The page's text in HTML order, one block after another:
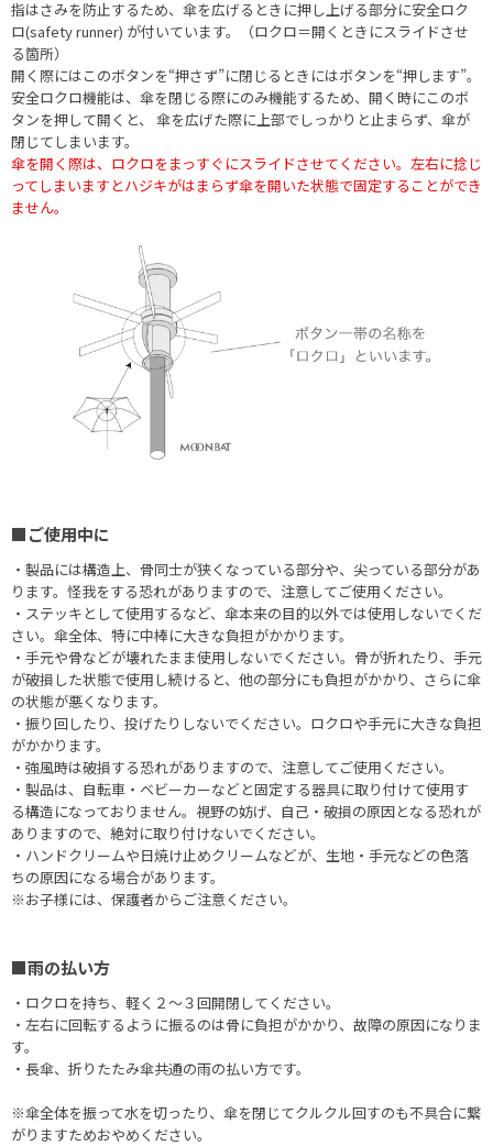
指はさみを防止するため、傘を広げるときに押し上げる部分に安全ロク
ロ(safety runner) が付いています。（ロクロ＝開くときにスライドさせ
る箇所）
開く際にはこのボタンを“押さず”に閉じるときにはボタンを“押します”。
安全ロクロ機能は、傘を閉じる際にのみ機能するため、開く時にこのボ
タンを押して開くと、 傘を広げた際に上部でしっかりと止まらず、傘が
閉じてしまいます。
傘を開く際は、ロクロをまっすぐにスライドさせてください。左右に捻じ
ってしまいますとハジキがはまらず傘を開いた状態で固定することができ
ません。
■ご使用中に
・製品には構造上、骨同士が狭くなっている部分や、尖っている部分があ
ります。怪我をする恐れがありますので、注意してご使用ください。
・ステッキとして使用するなど、傘本来の目的以外では使用しないでくだ
さい。傘全体、特に中棒に大きな負担がかかります。
・手元や骨などが壊れたまま使用しないでください。骨が折れたり、手元
が破損した状態で使用し続けると、他の部分にも負担がかかり、さらに傘
の状態が悪くなります。
・振り回したり、投げたりしないでください。ロクロや手元に大きな負担
がかかります。
・強風時は破損する恐れがありますので、注意してご使用ください。
・製品は、自転車・ベビーカーなどと固定する器具に取り付けて使用す
る構造になっておりません。視野の妨げ、自己・破損の原因となる恐れが
ありますので、絶対に取り付けないでください。
・ハンドクリームや日焼け止めクリームなどが、生地・手元などの色落
ちの原因になる場合があります。
※お子様には、保護者からご注意ください。
■雨の払い方
・ロクロを持ち、軽く２〜３回開閉してください。
・左右に回転するように振るのは骨に負担がかかり、故障の原因になりま
す。
・長傘、折りたたみ傘共通の雨の払い方です。
※傘全体を振って水を切ったり、傘を閉じてクルクル回すのも不具合に繋
がりますためおやめください。